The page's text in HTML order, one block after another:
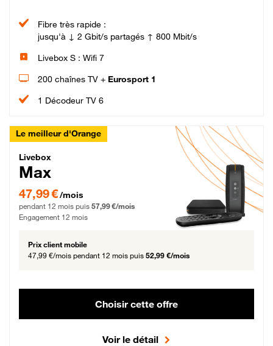
Fibre très rapide :
jusqu'à ↓ 2 Gbit/s partagés ↑ 800 Mbit/s
Livebox S : Wifi 7
200 chaînes TV + Eurosport 1
1 Décodeur TV 6
Le meilleur d'Orange
Livebox Max Fibre
Livebox
Max
47,99 € par mois pendant 12 mois puis 57,99 € par mois, Engagement 12 mois
47,99 €/mois
pendant 12 mois puis 57,99 €/mois
Engagement 12 mois
Prix client mobile
47,99 €/mois pendant 12 mois puis 52,99 €/mois
Choisir cette offre
Voir le détail